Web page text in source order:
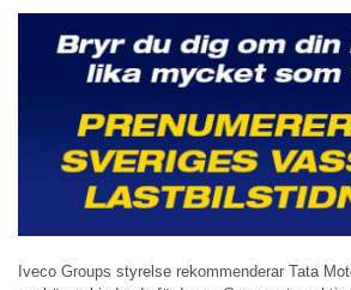
Iveco Groups styrelse rekommenderar Tata